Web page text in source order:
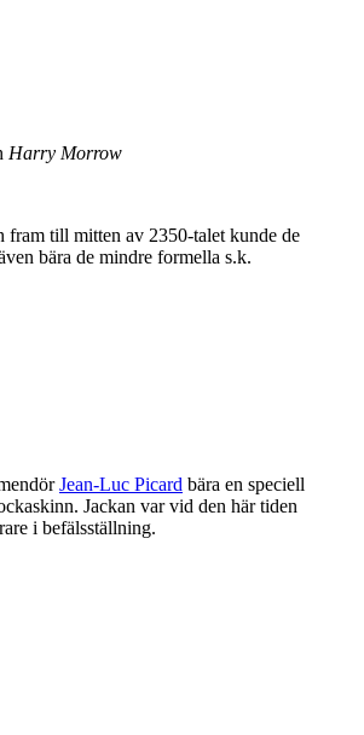
Harry Morrow
fram till mitten av 2350-talet kunde de
bära de mindre formella s.k.
Jean-Luc Picard bära en speciell
Jackan var vid den här tiden
i befälsställning.